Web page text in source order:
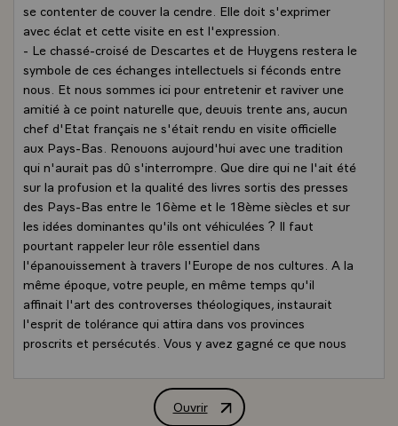
se contenter de couver la cendre. Elle doit s'exprimer
avec éclat et cette visite en est l'expression.
- Le chassé-croisé de Descartes et de Huygens restera le
symbole de ces échanges intellectuels si féconds entre
nous. Et nous sommes ici pour entretenir et raviver une
amitié à ce point naturelle que, deuuis trente ans, aucun
chef d'Etat français ne s'était rendu en visite officielle
aux Pays-Bas. Renouons aujourd'hui avec une tradition
qui n'aurait pas dû s'interrompre. Que dire qui ne l'ait été
sur la profusion et la qualité des livres sortis des presses
des Pays-Bas entre le 16ème et le 18ème siècles et sur
les idées dominantes qu'ils ont véhiculées ? Il faut
pourtant rappeler leur rôle essentiel dans
l'épanouissement à travers l'Europe de nos cultures. A la
même époque, votre peuple, en même temps qu'il
affinait l'art des controverses théologiques, instaurait
l'esprit de tolérance qui attira dans vos provinces
proscrits et persécutés. Vous y avez gagné ce que nous
Majesté ait eu la délicate attention de prononcer son
allocution en Français montre bien, s'ajoutant à une
Ouvrir
Allocution de M. François Mitterrand,